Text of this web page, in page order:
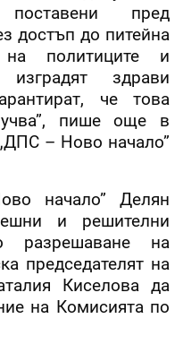
пред
достъп до питейна
политиците и
здрави
че това
пише още в
– Ново начало”
начало” Делян
и решителни
разрешаване на
председателят на
Киселова да
на Комисията по